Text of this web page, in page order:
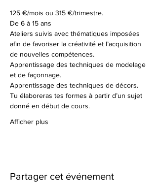
125 €/mois ou 315 €/trimestre.
De 6 à 15 ans
Ateliers suivis avec thématiques imposées
afin de favoriser la créativité et l’acquisition
de nouvelles compétences.
Apprentissage des techniques de modelage
et de façonnage.
Apprentissage des techniques de décors.
Tu élaboreras tes formes à partir d’un sujet
donné en début de cours.
Afficher plus
Partager cet événement